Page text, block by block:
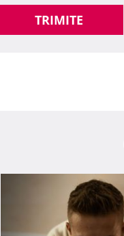
TRIMITE